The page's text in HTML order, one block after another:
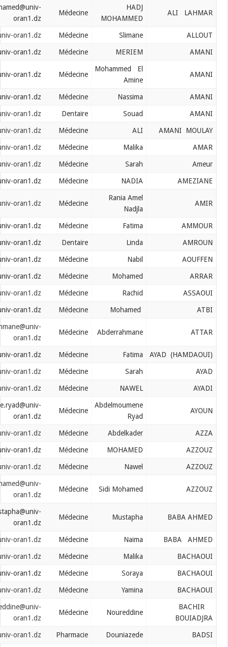
Médecine
alilahmer.hadjmohamed@univ-
oran1.dz
Slimane
Médecine
allout.slimane@univ-oran1.dz
MERIEM
Médecine
amani.meriem@univ-oran1.dz
amani.mohamed@univ-oran1.dz
Nassima
Médecine
amani.nassima@univ-oran1.dz
Souad
Dentaire
amani.souad@univ-oran1.dz
ALI
Médecine
amanimoulay.ali@univ-oran1.dz
Malika
Médecine
amar.malika@univ-oran1.dz
Sarah
Médecine
ameur.sarah@univ-oran1.dz
NADIA
Médecine
ameziane.nadia@univ-oran1.dz
amir.rania@univ-oran1.dz
Fatima
Médecine
ammour.fatima@univ-oran1.dz
Linda
Dentaire
amroun.linda@univ-oran1.dz
Nabil
Médecine
aouffen.nabil@univ-oran1.dz
Mohamed
Médecine
arrar.mohamed@univ-oran1.dz
Rachid
Médecine
assaoui.rachid@univ-oran1.dz
Mohamed
Médecine
atbi.mohamed@univ-oran1.dz
Abderrahmane
Médecine
attar.abderrahmane@univ-
Fatima
Médecine
ayad.fatima@univ-oran1.dz
Sarah
Médecine
ayad.sarah@univ-oran1.dz
NAWEL
Médecine
ayadi.nawel@univ-oran1.dz
ayounabdelmoumene.ryad@univ-
Abdelkader
Médecine
azza.abdelkader@univ-oran1.dz
MOHAMED
Médecine
azzouz.mohamed@univ-oran1.dz
Nawel
Médecine
azzouz.nawel@univ-oran1.dz
Sidi Mohamed
Médecine
azzouz.sidimohamed@univ-
Mustapha
Médecine
babaahmed.mustapha@univ-
Naima
Médecine
babaahmed.naima@univ-oran1.dz
Malika
Médecine
bachaoui.malika@univ-oran1.dz
Soraya
Médecine
bachaoui.soraya@univ-oran1.dz
Yamina
Médecine
bachaoui.yamina@univ-oran1.dz
Médecine
bachirbouiadjra.noureddine@univ-
Douniazede
Pharmacie
badsi.douniazede@univ-oran1.dz